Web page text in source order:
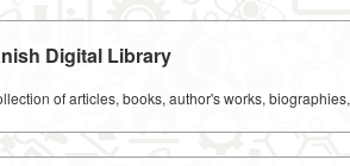
Digital Library
of articles, books, author's works,